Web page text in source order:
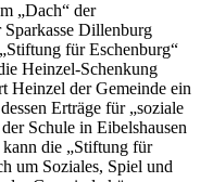
„Dach“ der
Sparkasse Dillenburg
für Eschenburg“
Heinzel-Schenkung
Heinzel der Gemeinde ein
Erträge für „soziale
Schule in Eibelshausen
die „Stiftung für
um Soziales, Spiel und